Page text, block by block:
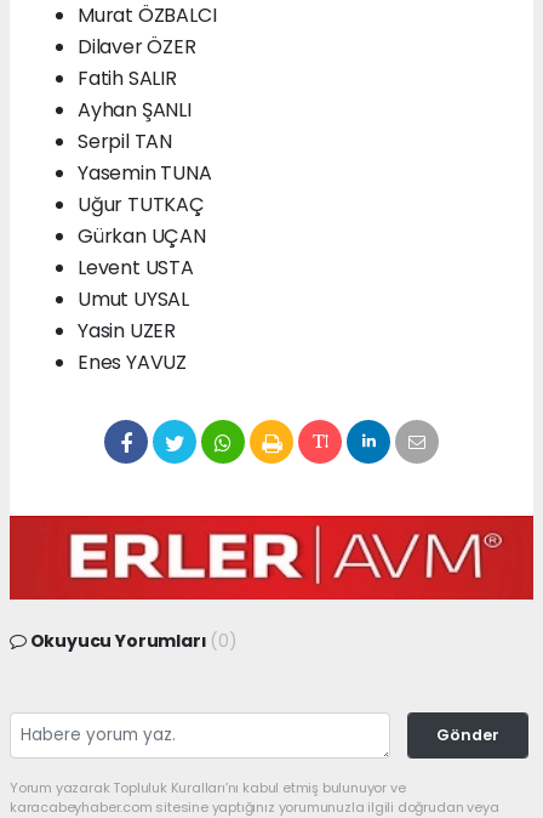
Murat ÖZBALCI
Dilaver ÖZER
Fatih SALIR
Ayhan ŞANLI
Serpil TAN
Yasemin TUNA
Uğur TUTKAÇ
Gürkan UÇAN
Levent USTA
Umut UYSAL
Yasin UZER
Enes YAVUZ
Okuyucu Yorumları (0)
Gönder
Yorum yazarak Topluluk Kuralları’nı kabul etmiş bulunuyor ve
karacabeyhaber.com sitesine yaptığınız yorumunuzla ilgili doğrudan veya